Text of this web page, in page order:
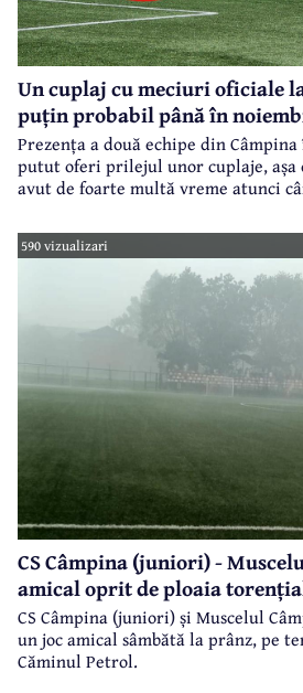
Un cuplaj cu meciuri oficiale
puțin probabil până în
Prezența a două echipe din
putut oferi prilejul unor cuplaje, așa
avut de foarte multă vreme atunci
590 vizualizari
CS Câmpina (juniori) -
amical oprit de ploaia
CS Câmpina (juniori) și Muscelul
un joc amical sâmbătă la prânz, pe
Căminul Petrol.